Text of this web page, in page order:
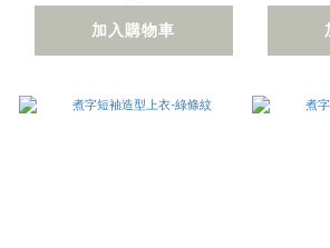
加入購物車